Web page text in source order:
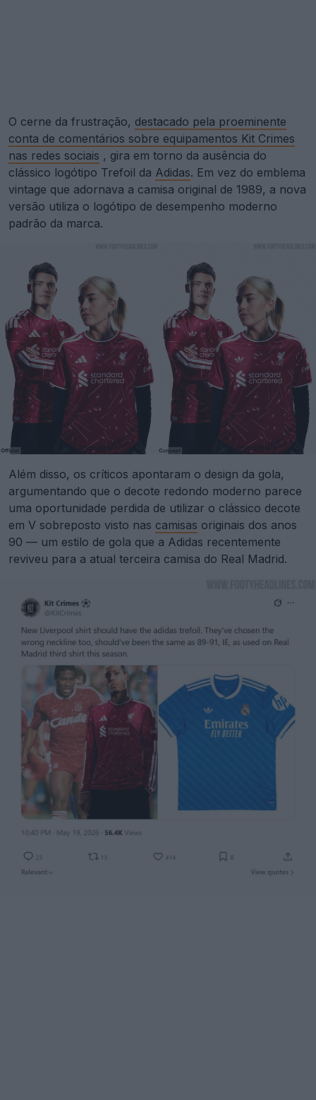
O cerne da frustração, destacado pela proeminente
conta de comentários sobre equipamentos Kit Crimes
nas redes sociais , gira em torno da ausência do
clássico logótipo Trefoil da Adidas. Em vez do emblema
vintage que adornava a camisa original de 1989, a nova
versão utiliza o logótipo de desempenho moderno
padrão da marca.
Além disso, os críticos apontaram o design da gola,
argumentando que o decote redondo moderno parece
uma oportunidade perdida de utilizar o clássico decote
em V sobreposto visto nas camisas originais dos anos
90 — um estilo de gola que a Adidas recentemente
reviveu para a atual terceira camisa do Real Madrid.